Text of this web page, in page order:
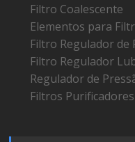
Filtro Coalescente
Elementos para
Filtro Regulador de
Filtro Regulador
Regulador de
Filtros Purificadores